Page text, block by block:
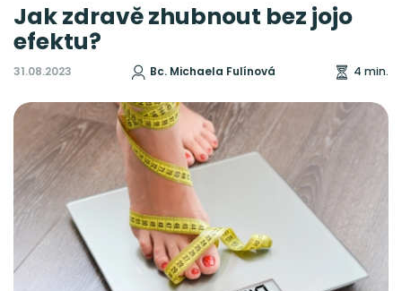
Jak zdravě zhubnout bez jojo
efektu?
31.08.2023 Bc. Michaela Fulínová 4 min.